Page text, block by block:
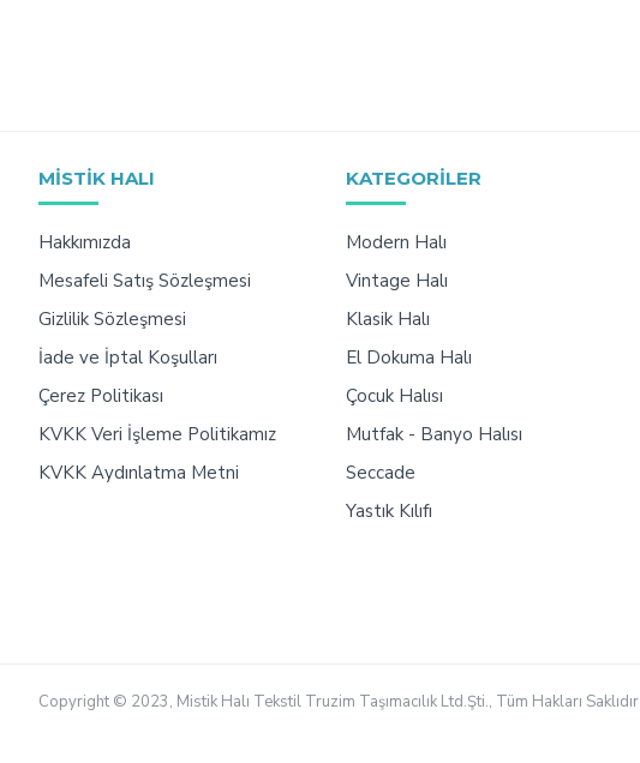
MISTIK HALI
Hakkımızda
Mesafeli Satış Sözleşmesi
Gizlilik Sözleşmesi
İade ve İptal Koşulları
Çerez Politikası
KVKK Veri İşleme Politikamız
KVKK Aydınlatma Metni
KATEGORILER
Modern Halı
Vintage Halı
Klasik Halı
El Dokuma Halı
Çocuk Halısı
Mutfak - Banyo Halısı
Seccade
Yastık Kılıfı
Copyright © 2023, Mistik Halı Tekstil Truzim Taşımacılık Ltd.Şti., Tüm Hakları Saklıdır